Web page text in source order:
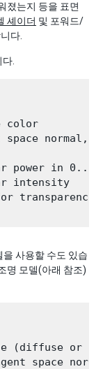
졌는지 등을 표면
셰이더 및 포워드/
다.
.
color
space normal,
power in 0..1
intensity
사용할 수도 있습
명 모델(아래 참조)
(diffuse or
space